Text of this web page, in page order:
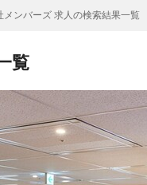
メンバーズ 求人の検索結果一覧
覧